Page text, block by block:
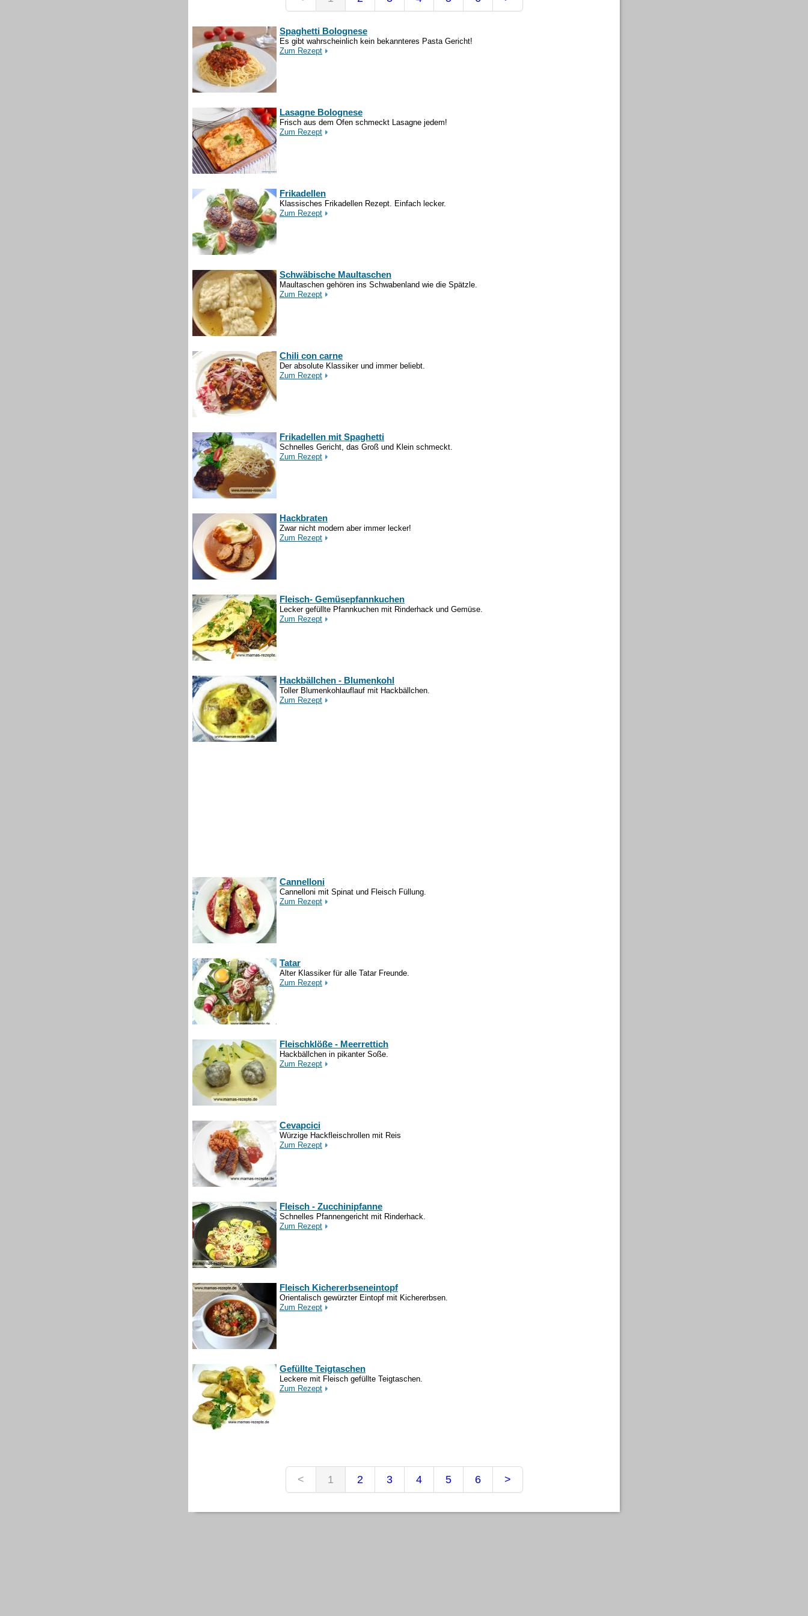
Spaghetti Bolognese
Es gibt wahrscheinlich kein bekannteres Pasta Gericht!
Zum Rezept
Lasagne Bolognese
Frisch aus dem Ofen schmeckt Lasagne jedem!
Zum Rezept
Frikadellen
Klassisches Frikadellen Rezept. Einfach lecker.
Zum Rezept
Schwäbische Maultaschen
Maultaschen gehören ins Schwabenland wie die Spätzle.
Zum Rezept
Chili con carne
Der absolute Klassiker und immer beliebt.
Zum Rezept
Frikadellen mit Spaghetti
Schnelles Gericht, das Groß und Klein schmeckt.
Zum Rezept
Hackbraten
Zwar nicht modern aber immer lecker!
Zum Rezept
Fleisch- Gemüsepfannkuchen
Lecker gefüllte Pfannkuchen mit Rinderhack und Gemüse.
Zum Rezept
Hackbällchen - Blumenkohl
Toller Blumenkohlauflauf mit Hackbällchen.
Zum Rezept
Cannelloni
Cannelloni mit Spinat und Fleisch Füllung.
Zum Rezept
Tatar
Alter Klassiker für alle Tatar Freunde.
Zum Rezept
Fleischklöße - Meerrettich
Hackbällchen in pikanter Soße.
Zum Rezept
Cevapcici
Würzige Hackfleischrollen mit Reis
Zum Rezept
Fleisch - Zucchinipfanne
Schnelles Pfannengericht mit Rinderhack.
Zum Rezept
Fleisch Kichererbseneintopf
Orientalisch gewürzter Eintopf mit Kichererbsen.
Zum Rezept
Gefüllte Teigtaschen
Leckere mit Fleisch gefüllte Teigtaschen.
Zum Rezept
< 1 2 3 4 5 6 >